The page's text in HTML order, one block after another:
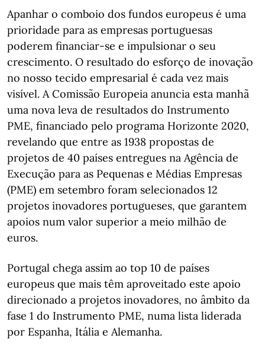
Apanhar o comboio dos fundos europeus é uma
prioridade para as empresas portuguesas
poderem financiar-se e impulsionar o seu
crescimento. O resultado do esforço de inovação
no nosso tecido empresarial é cada vez mais
visível. A Comissão Europeia anuncia esta manhã
uma nova leva de resultados do Instrumento
PME, financiado pelo programa Horizonte 2020,
revelando que entre as 1938 propostas de
projetos de 40 países entregues na Agência de
Execução para as Pequenas e Médias Empresas
(PME) em setembro foram selecionados 12
projetos inovadores portugueses, que garantem
apoios num valor superior a meio milhão de
euros.
Portugal chega assim ao top 10 de países
europeus que mais têm aproveitado este apoio
direcionado a projetos inovadores, no âmbito da
fase 1 do Instrumento PME, numa lista liderada
por Espanha, Itália e Alemanha.